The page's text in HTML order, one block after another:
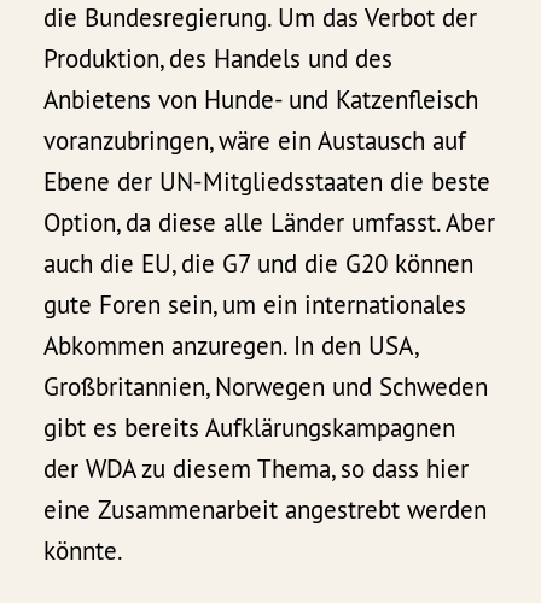
die Bundesregierung. Um das Verbot der
Produktion, des Handels und des
Anbietens von Hunde- und Katzenfleisch
voranzubringen, wäre ein Austausch auf
Ebene der UN-Mitgliedsstaaten die beste
Option, da diese alle Länder umfasst. Aber
auch die EU, die G7 und die G20 können
gute Foren sein, um ein internationales
Abkommen anzuregen. In den USA,
Großbritannien, Norwegen und Schweden
gibt es bereits Aufklärungskampagnen
der WDA zu diesem Thema, so dass hier
eine Zusammenarbeit angestrebt werden
könnte.